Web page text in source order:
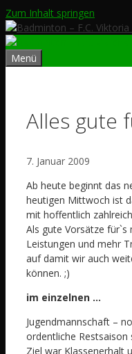
Zum Inhalt springen
Menü
Alles gute
7. Januar 2009
Ab heute beginnt das
heutigen Mittwoch ist
mit hoffentlich
Als gute Vorsätze für`s
Leistungen und mehr
auf damit wir auch
können. ;)
im einzelnen …
Jugendmannschaft –
ordentliche Restsaison
Ziel war Klassenerhalt